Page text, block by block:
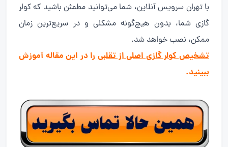
با تهران سرویس آنلاین، شما می‌توانید مطمئن باشید که کولر
گازی شما، بدون هیچ‌گونه مشکلی و در سریع‌ترین زمان
ممکن، نصب خواهد شد.
تشخیص کولر گازی اصلی از تقلبی را در این مقاله آموزش
ببینید.